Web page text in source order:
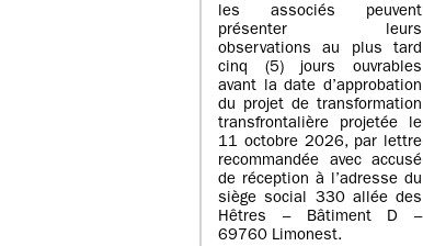
les associés peuvent
présenter leurs
observations au plus tard
cinq (5) jours ouvrables
avant la date d’approbation
du projet de transformation
transfrontalière projetée le
11 octobre 2026, par lettre
recommandée avec accusé
de réception à l’adresse du
siège social 330 allée des
Hêtres – Bâtiment D –
69760 Limonest.